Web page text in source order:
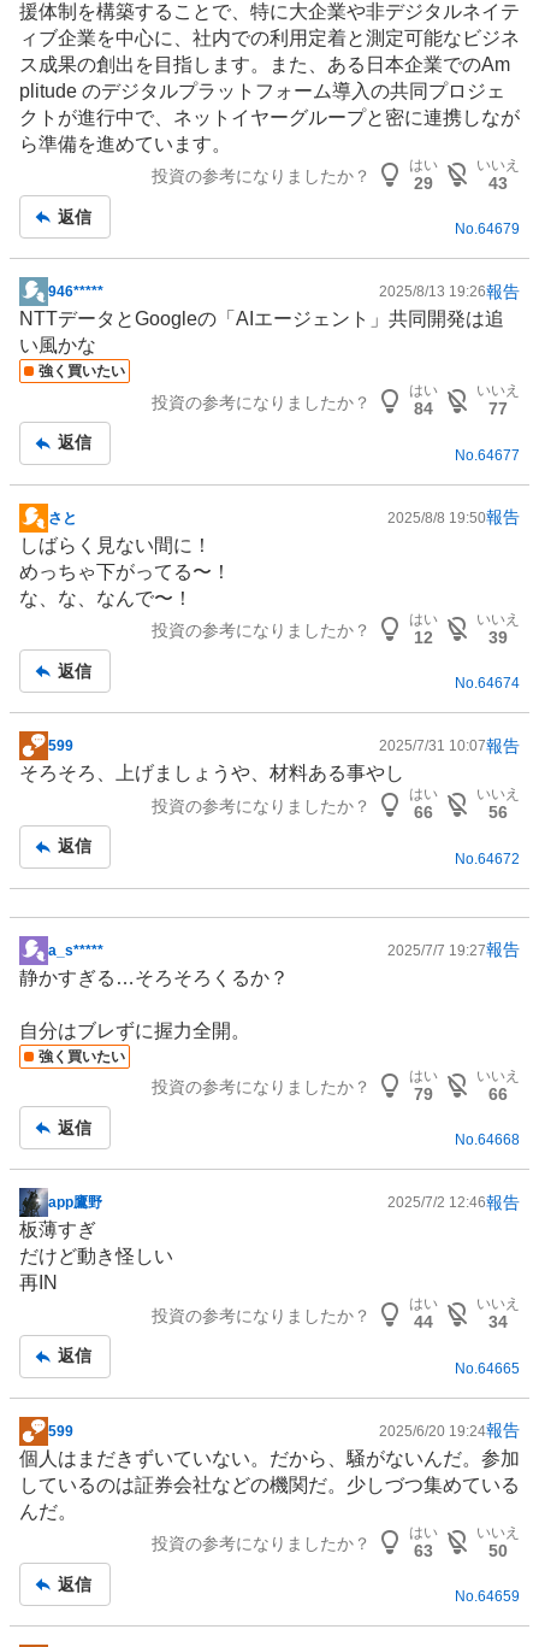
援体制を構築することで、特に大企業や非デジタルネイテ
ィブ企業を中心に、社内での利用定着と測定可能なビジネ
ス成果の創出を目指します。また、ある日本企業でのAm
plitude のデジタルプラットフォーム導入の共同プロジェ
クトが進行中で、ネットイヤーグループと密に連携しなが
ら準備を進めています。
投資の参考になりましたか？
はい
29
いいえ
43
返信
No.64679
掲
示
板
記
946***** 2025/8/13 19:26報告
NTTデータとGoogleの「 AIエージェント 」共同開発は追
い風かな
強く買いたい
投資の参考になりましたか？
はい
84
いいえ
77
返信
No. 64677
掲
示
板
記
さと 2025/8/8 19:50報告
しばらく見ない間に！
めっちゃ下がってる〜！
な、な、なんで〜！
投資の参考になりましたか？
はい
12
いいえ
39
返信
No.64674
掲
示
事
599 2025/7/31 10:07報告
そろそろ、上げましょうや、材料ある事やし
投資の参考になりましたか？
はい
66
いいえ
56
返信
No. 64672
掲
示
記
事
a_s***** 2025/7/7 19:27報告
静かすぎる…そろそろくるか？
自分はブレずに握力全開。
強く買いたい
投資の参考になりましたか？
はい
79
いいえ
66
返信
No.64668
掲
示
板
記
app鷹野 2025/7/2 12:46報告
板薄すぎ
だけど動き怪しい
再IN
投資の参考になりましたか？
はい
44
いいえ
34
返信
No. 64665
掲
示
板
記
599 2025/6/20 19:24報告
個人はまだきずいていない。だから、騒がないんだ。参加
しているのは証券会社などの機関だ。少しづつ集めている
んだ。
投資の参考になりましたか？
はい
63
いいえ
50
返信
No.64659